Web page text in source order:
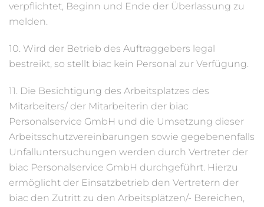
verpflichtet, Beginn und Ende der Überlassung zu
melden.
10. Wird der Betrieb des Auftraggebers legal
bestreikt, so stellt biac kein Personal zur Verfügung.
11. Die Besichtigung des Arbeitsplatzes des
Mitarbeiters/ der Mitarbeiterin der biac
Personalservice GmbH und die Umsetzung dieser
Arbeitsschutzvereinbarungen sowie gegebenenfalls
Unfalluntersuchungen werden durch Vertreter der
biac Personalservice GmbH durchgeführt. Hierzu
ermöglicht der Einsatzbetrieb den Vertretern der
biac den Zutritt zu den Arbeitsplätzen/- Bereichen,